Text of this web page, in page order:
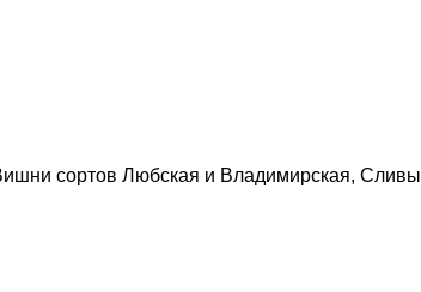
сортов Любская и Владимирская, Сливы